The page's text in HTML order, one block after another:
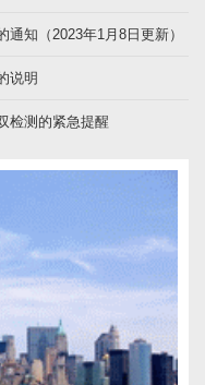
知（2023年1月8日更新）
说明
检测的紧急提醒